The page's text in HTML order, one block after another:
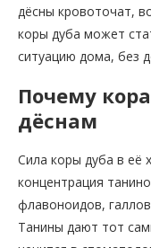
дёсны кровоточат,
коры дуба может
ситуацию дома, без
Почему
дёснам
Сила коры дуба в её
концентрация
флавоноидов,
Танины дают тот